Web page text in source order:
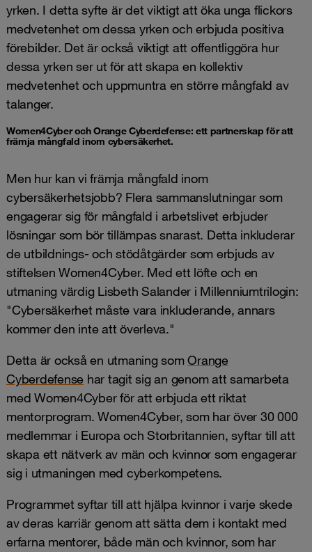
yrken. I detta syfte är det viktigt att öka unga flickors
medvetenhet om dessa yrken och erbjuda positiva
förebilder. Det är också viktigt att offentliggöra hur
dessa yrken ser ut för att skapa en kollektiv
medvetenhet och uppmuntra en större mångfald av
talanger.
Women4Cyber och Orange Cyberdefense: ett partnerskap för att
främja mångfald inom cybersäkerhet.
Men hur kan vi främja mångfald inom
cybersäkerhetsjobb? Flera sammanslutningar som
engagerar sig för mångfald i arbetslivet erbjuder
lösningar som bör tillämpas snarast. Detta inkluderar
de utbildnings- och stödåtgärder som erbjuds av
stiftelsen Women4Cyber. Med ett löfte och en
utmaning värdig Lisbeth Salander i Millenniumtrilogin:
"Cybersäkerhet måste vara inkluderande, annars
kommer den inte att överleva."
Detta är också en utmaning somOrange
Cyberdefense har tagit sig an genom att samarbeta
med Women4Cyber för att erbjuda ett riktat
mentorprogram. Women4Cyber, som har över 30 000
medlemmar i Europa och Storbritannien, syftar till att
skapa ett nätverk av män och kvinnor som engagerar
sig i utmaningen med cyberkompetens.
Programmet syftar till att hjälpa kvinnor i varje skede
av deras karriär genom att sätta dem i kontakt med
erfarna mentorer, både män och kvinnor, som har